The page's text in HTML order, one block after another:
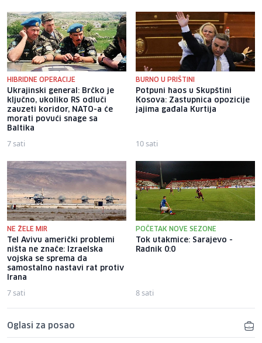
HIBRIDNE OPERACIJE
Ukrajinski general: Brčko je
ključno, ukoliko RS odluči
zauzeti koridor, NATO-a će
morati povući snage sa
Baltika
7 sati
BURNO U PRIŠTINI
Potpuni haos u Skupštini
Kosova: Zastupnica opozicije
jajima gađala Kurtija
10 sati
NE ŽELE MIR
Tel Avivu američki problemi
ništa ne znače: Izraelska
vojska se sprema da
samostalno nastavi rat protiv
Irana
7 sati
POČETAK NOVE SEZONE
Tok utakmice: Sarajevo -
Radnik 0:0
8 sati
Oglasi za posao